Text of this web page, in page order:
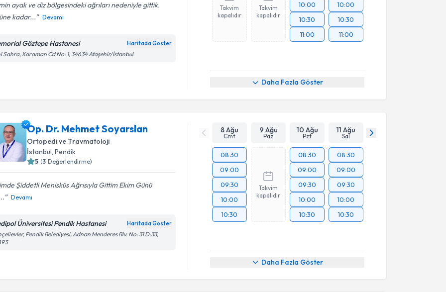
ayak ve diz bölgesindeki ağrıları nedeniyle gittik.
kadar...
Devamı
Göztepe Hastanesi Haritada Göster
Sahra, Karaman Cd No: 1, 34634 Ataşehir/İstanbul
Takvim
kapalıdır
Takvim
kapalıdır
10:00
10:30
11:00
10:00
10:30
11:00
Daha Fazla Göster
Op. Dr. Mehmet Soyarslan
Ortopedi ve Travmatoloji
İstanbul , Pendik
5 (3 Değerlendirme)
Şiddetli Menisküs Ağrısıyla Gittim Ekim Günü
Devamı
Üniversitesi Pendik Hastanesi Haritada Göster
Pendik Belediyesi, Adnan Menderes Blv. No: 31 D:33,
8 Ağu
Cmt
9 Ağu
Paz
10 Ağu
Pzt
11 Ağu
Sal
08:30
09:00
09:30
10:00
10:30
Takvim
kapalıdır
08:30
09:00
09:30
10:00
10:30
08:30
09:00
09:30
10:00
10:30
Daha Fazla Göster